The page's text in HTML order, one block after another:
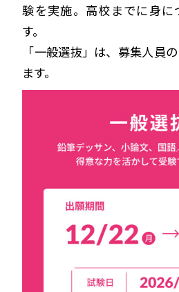
験を実施。高校までに身に
す。
「一般選抜」は、募集人員
ます。